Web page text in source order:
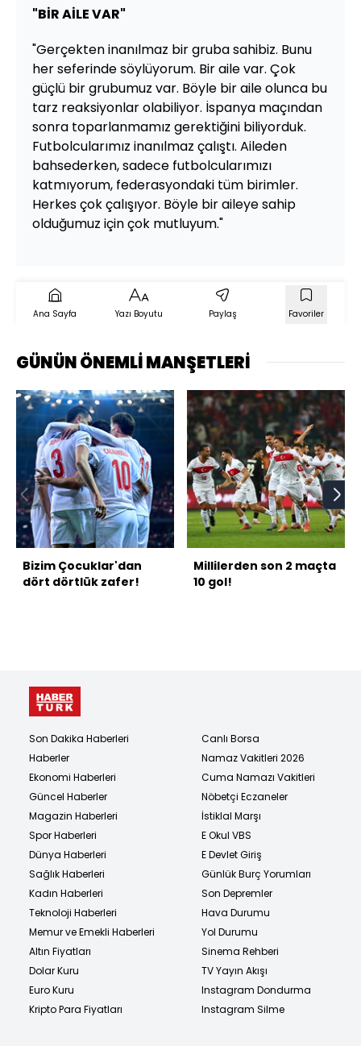
"BİR AİLE VAR"
"Gerçekten inanılmaz bir gruba sahibiz. Bunu
her seferinde söylüyorum. Bir aile var. Çok
güçlü bir grubumuz var. Böyle bir aile olunca bu
tarz reaksiyonlar olabiliyor. İspanya maçından
sonra toparlanmamız gerektiğini biliyorduk.
Futbolcularımız inanılmaz çalıştı. Aileden
bahsederken, sadece futbolcularımızı
katmıyorum, federasyondaki tüm birimler.
Herkes çok çalışıyor. Böyle bir aileye sahip
olduğumuz için çok mutluyum."
Ana Sayfa Yazı Boyutu Paylaş Favoriler
GÜNÜN ÖNEMLİ MANŞETLERİ
Bizim Çocuklar'dan
dört dörtlük zafer!
Millilerden son 2 maçta
10 gol!
Son Dakika Haberleri
Haberler
Ekonomi Haberleri
Güncel Haberler
Magazin Haberleri
Spor Haberleri
Dünya Haberleri
Sağlık Haberleri
Kadın Haberleri
Teknoloji Haberleri
Memur ve Emekli Haberleri
Altın Fiyatları
Dolar Kuru
Euro Kuru
Kripto Para Fiyatları
Canlı Borsa
Namaz Vakitleri 2026
Cuma Namazı Vakitleri
Nöbetçi Eczaneler
İstiklal Marşı
E Okul VBS
E Devlet Giriş
Günlük Burç Yorumları
Son Depremler
Hava Durumu
Yol Durumu
Sinema Rehberi
TV Yayın Akışı
Instagram Dondurma
Instagram Silme